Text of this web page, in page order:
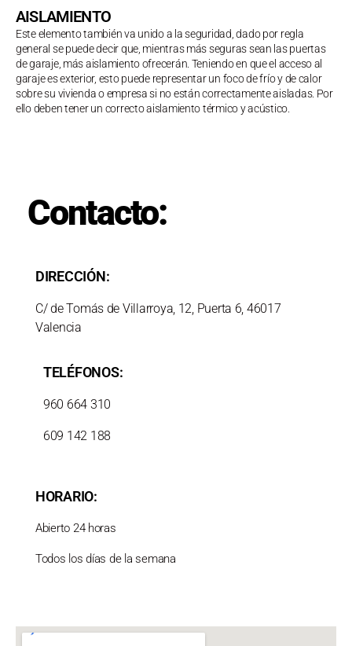
AISLAMIENTO
Este elemento también va unido a la seguridad, dado por regla
general se puede decir que, mientras más seguras sean las puertas
de garaje, más aislamiento ofrecerán. Teniendo en que el acceso al
garaje es exterior, esto puede representar un foco de frío y de calor
sobre su vivienda o empresa si no están correctamente aisladas. Por
ello deben tener un correcto aislamiento térmico y acústico.
Contacto:
DIRECCIÓN:
C/ de Tomás de Villarroya, 12, Puerta 6, 46017
Valencia
TELÉFONOS:
960 664 310
609 142 188
HORARIO:
Abierto 24 horas
Todos los días de la semana